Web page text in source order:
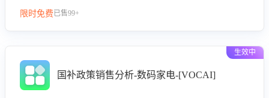
限时免费已售99+
生效中
国补政策销售分析-数码家电-[VOCAI]